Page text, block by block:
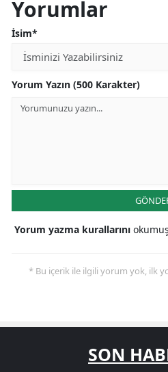
Yorumlar
İsim*
Yorum Yazın (500 Karakter)
Yorum yazma kurallarını
* Bu içerik ile ilgili yorum yok, ilk
SON